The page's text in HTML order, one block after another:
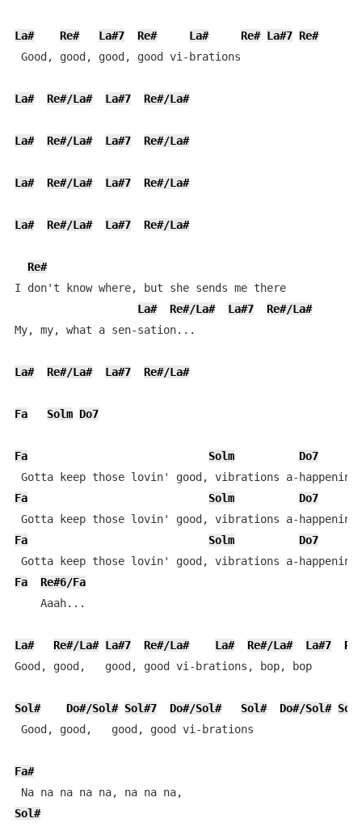
La# Re# La#7 Re# La# Re# La#7 Re#
Good, good, good, good vi-brations
La# Re#/La# La#7 Re#/La#
La# Re#/La# La#7 Re#/La#
La# Re#/La# La#7 Re#/La#
La# Re#/La# La#7 Re#/La#
Re#
I don't know where, but she sends me there
La#
Re#/La# La#7
Re#/La#
My, my, what a sen-sation...
La# Re#/La# La#7 Re#/La#
Fa Solm Do7
Fa Solm Do7
Fa Solm Do7
Fa Solm Do7
Fa
Re#6/Fa
    Aaah...
La# Re#/La# La#7 Re#/La# La# Re#/La# La#7
Good, good,   good, good vi-brations, bop, bop
Sol# Do#/Sol# Sol#7 Do#/Sol# Sol# Do#/Sol#
Good, good,   good, good vi-brations
Fa#
Sol#